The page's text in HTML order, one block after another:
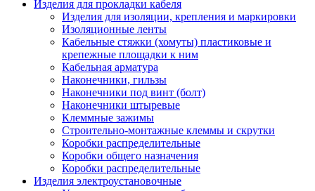
Изделия для прокладки кабеля
Изделия для изоляции, крепления и маркировки
Изоляционные ленты
Кабельные стяжки (хомуты) пластиковые и
крепежные площадки к ним
Кабельная арматура
Наконечники, гильзы
Наконечники под винт (болт)
Наконечники штыревые
Клеммные зажимы
Строительно-монтажные клеммы и скрутки
Коробки распределительные
Коробки общего назначения
Коробки распределительные
Изделия электроустановочные